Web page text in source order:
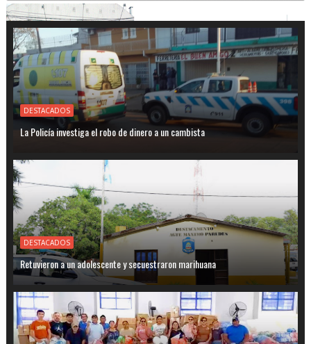
DESTACADOS
La Policía investiga el robo de dinero a un cambista
DESTACADOS
Retuvieron a un adolescente y secuestraron marihuana